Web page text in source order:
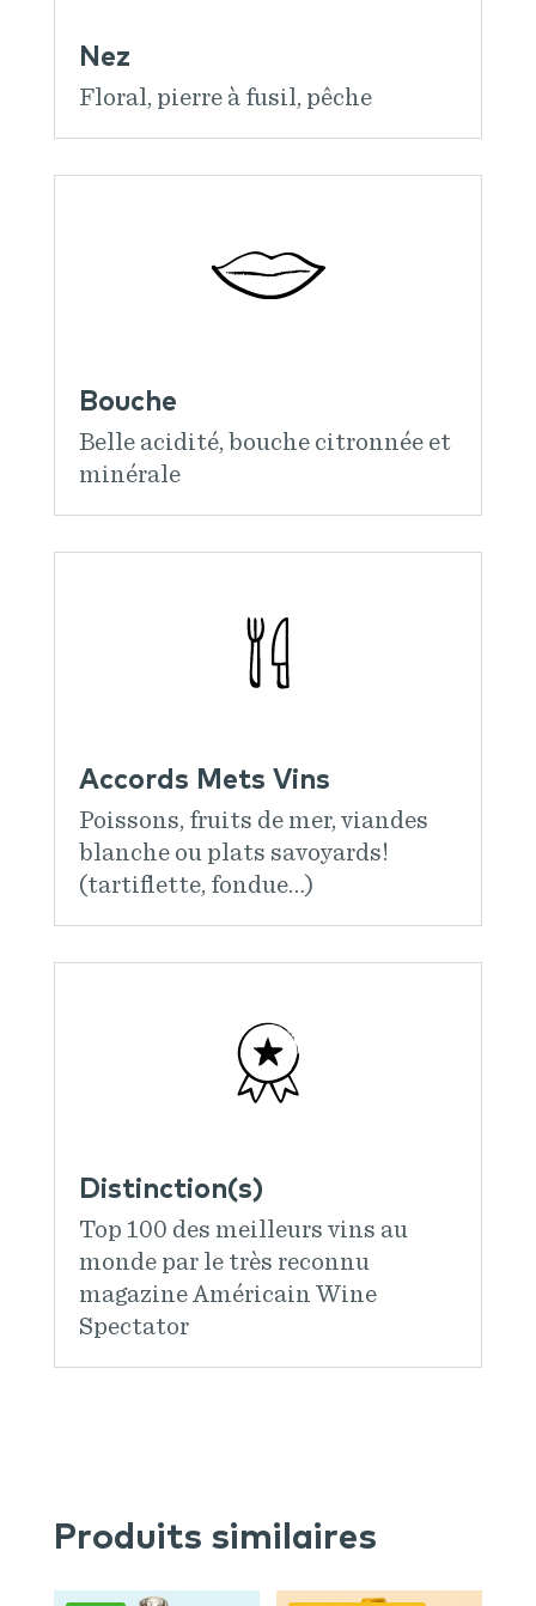
Nez
Floral, pierre à fusil, pêche
Bouche
Belle acidité, bouche citronnée et
minérale
Accords Mets Vins
Poissons, fruits de mer, viandes
blanche ou plats savoyards!
(tartiflette, fondue…)
Distinction(s)
Top 100 des meilleurs vins au
monde par le très reconnu
magazine Américain Wine
Spectator
Produits similaires